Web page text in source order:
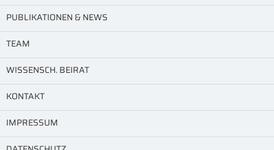
PUBLIKATIONEN & NEWS
TEAM
WISSENSCH. BEIRAT
KONTAKT
IMPRESSUM